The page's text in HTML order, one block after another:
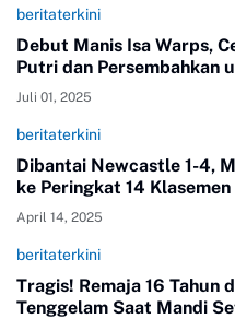
beritaterkini
Debut Manis Isa Warps,
Putri dan Persembahkan
Juli 01, 2025
beritaterkini
Dibantai Newcastle 1-4,
ke Peringkat 14 Klasemen
April 14, 2025
beritaterkini
Tragis! Remaja 16 Tahun
Tenggelam Saat Mandi